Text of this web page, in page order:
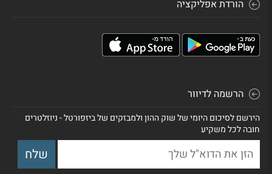
הורדת אפליקציה
הרשמה לדיוור
הירשם לסיכום היומי של שוק ההון ולמבזקים של ביזפורטל - ניוזלטרים
חובה לכל משקיע